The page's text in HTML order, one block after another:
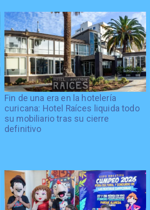
Fin de una era en la hotelería
curicana: Hotel Raíces liquida todo
su mobiliario tras su cierre
definitivo